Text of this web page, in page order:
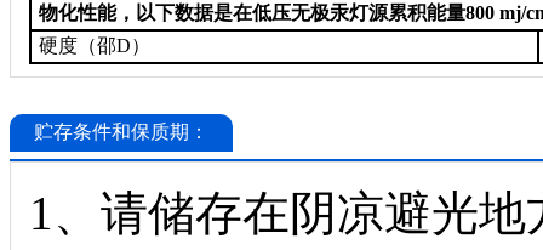
物化性能，以下数据是在低压无极汞灯源累积能量800 mj/
硬度（邵D）
贮存条件和保质期：
1、请储存在阴凉避光